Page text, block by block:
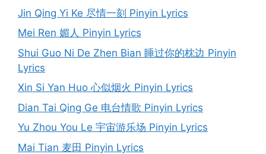
Jin Qing Yi Ke 尽情一刻 Pinyin Lyrics
Mei Ren 媚人 Pinyin Lyrics
Shui Guo Ni De Zhen Bian 睡过你的枕边 Pinyin
Lyrics
Xin Si Yan Huo 心似烟火 Pinyin Lyrics
Dian Tai Qing Ge 电台情歌 Pinyin Lyrics
Yu Zhou You Le 宇宙游乐场 Pinyin Lyrics
Mai Tian 麦田 Pinyin Lyrics